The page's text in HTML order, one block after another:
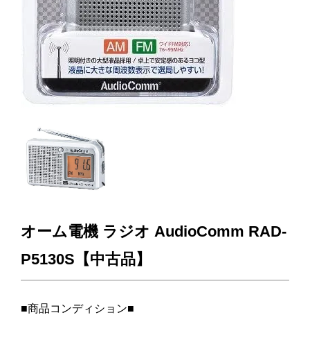
オーム電機 ラジオ AudioComm RAD-
P5130S【中古品】
■商品コンディション■